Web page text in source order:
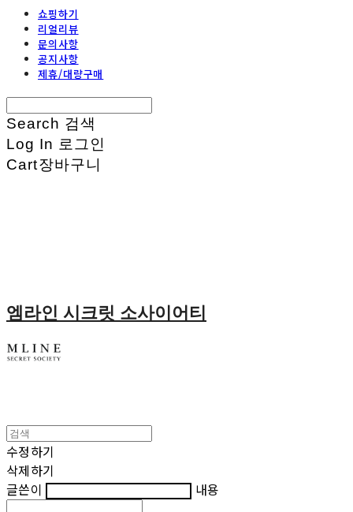
쇼핑하기
리얼리뷰
문의사항
공지사항
제휴/대량구매
Search 검색
Log In 로그인
Cart장바구니
엠라인 시크릿 소사이어티
수정하기
삭제하기
글쓴이
내용